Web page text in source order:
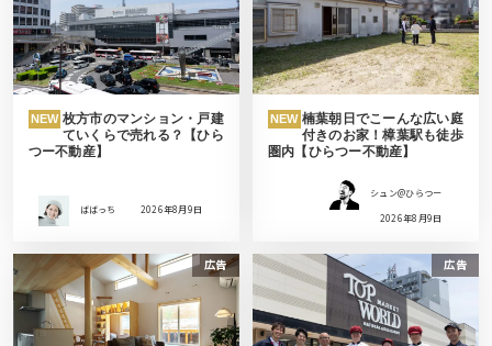
NEW 枚方市のマンション・戸建
ていくらで売れる？【ひら
つー不動産】
ばばっち 2026年8月9日
NEW 楠葉朝日でこーんな広い庭
付きのお家！樟葉駅も徒歩
圏内【ひらつー不動産】
シュン@ひらつー
2026年8月9日
広告 広告